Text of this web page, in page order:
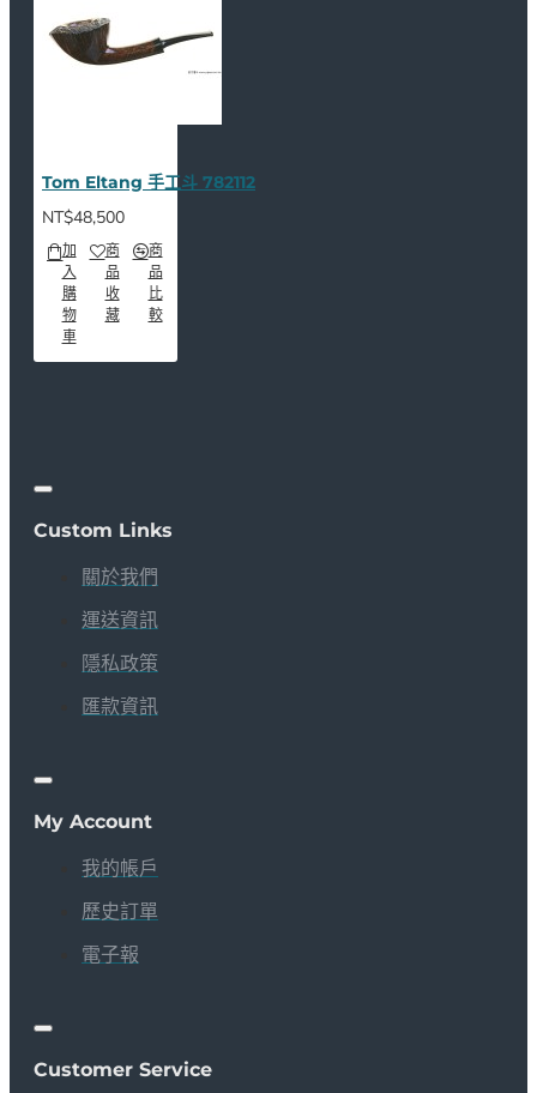
Tom Eltang 手工斗 782112
NT$48,500
加
入
購
物
車
商
品
收
藏
商
品
比
較
Custom Links
關於我們
運送資訊
隱私政策
匯款資訊
My Account
我的帳戶
歷史訂單
電子報
Customer Service